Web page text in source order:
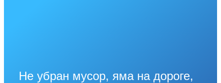
Не убран мусор, яма на дороге,